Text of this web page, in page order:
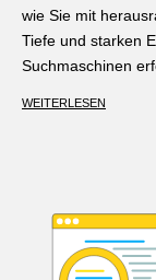
wie Sie mit
Tiefe und starken
Suchmaschinen
WEITERLESEN